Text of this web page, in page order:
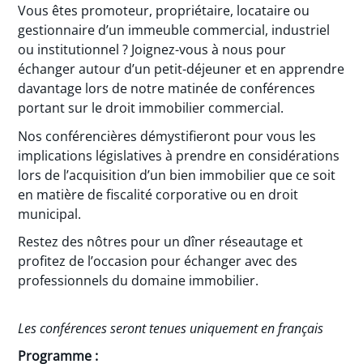
Vous êtes promoteur, propriétaire, locataire ou
gestionnaire d’un immeuble commercial, industriel
ou institutionnel ? Joignez-vous à nous pour
échanger autour d’un petit-déjeuner et en apprendre
davantage lors de notre matinée de conférences
portant sur le droit immobilier commercial.
Nos conférencières démystifieront pour vous les
implications législatives à prendre en considérations
lors de l’acquisition d’un bien immobilier que ce soit
en matière de fiscalité corporative ou en droit
municipal.
Restez des nôtres pour un dîner réseautage et
profitez de l’occasion pour échanger avec des
professionnels du domaine immobilier.
Les conférences seront tenues uniquement en français
Programme :